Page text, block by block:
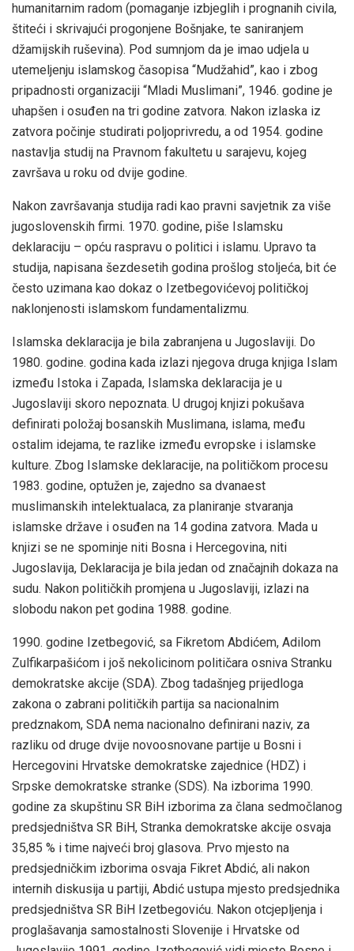
humanitarnim radom (pomaganje izbjeglih i prognanih civila,
štiteći i skrivajući progonjene Bošnjake, te saniranjem
džamijskih ruševina). Pod sumnjom da je imao udjela u
utemeljenju islamskog časopisa “Mudžahid”, kao i zbog
pripadnosti organizaciji “Mladi Muslimani”, 1946. godine je
uhapšen i osuđen na tri godine zatvora. Nakon izlaska iz
zatvora počinje studirati poljoprivredu, a od 1954. godine
nastavlja studij na Pravnom fakultetu u sarajevu, kojeg
završava u roku od dvije godine.
Nakon završavanja studija radi kao pravni savjetnik za više
jugoslovenskih firmi. 1970. godine, piše Islamsku
deklaraciju – opću raspravu o politici i islamu. Upravo ta
studija, napisana šezdesetih godina prošlog stoljeća, bit će
često uzimana kao dokaz o Izetbegovićevoj političkoj
naklonjenosti islamskom fundamentalizmu.
Islamska deklaracija je bila zabranjena u Jugoslaviji. Do
1980. godine. godina kada izlazi njegova druga knjiga Islam
između Istoka i Zapada, Islamska deklaracija je u
Jugoslaviji skoro nepoznata. U drugoj knjizi pokušava
definirati položaj bosanskih Muslimana, islama, među
ostalim idejama, te razlike između evropske i islamske
kulture. Zbog Islamske deklaracije, na političkom procesu
1983. godine, optužen je, zajedno sa dvanaest
muslimanskih intelektualaca, za planiranje stvaranja
islamske države i osuđen na 14 godina zatvora. Mada u
knjizi se ne spominje niti Bosna i Hercegovina, niti
Jugoslavija, Deklaracija je bila jedan od značajnih dokaza na
sudu. Nakon političkih promjena u Jugoslaviji, izlazi na
slobodu nakon pet godina 1988. godine.
1990. godine Izetbegović, sa Fikretom Abdićem, Adilom
Zulfikarpašićom i još nekolicinom političara osniva Stranku
demokratske akcije (SDA). Zbog tadašnjeg prijedloga
zakona o zabrani političkih partija sa nacionalnim
predznakom, SDA nema nacionalno definirani naziv, za
razliku od druge dvije novoosnovane partije u Bosni i
Hercegovini Hrvatske demokratske zajednice (HDZ) i
Srpske demokratske stranke (SDS). Na izborima 1990.
godine za skupštinu SR BiH izborima za člana sedmočlanog
predsjedništva SR BiH, Stranka demokratske akcije osvaja
35,85 % i time najveći broj glasova. Prvo mjesto na
predsjedničkim izborima osvaja Fikret Abdić, ali nakon
internih diskusija u partiji, Abdić ustupa mjesto predsjednika
predsjedništva SR BiH Izetbegoviću. Nakon otcjepljenja i
proglašavanja samostalnosti Slovenije i Hrvatske od